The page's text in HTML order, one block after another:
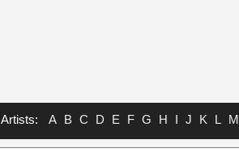
Artists: A B C D E F G H I J K L M